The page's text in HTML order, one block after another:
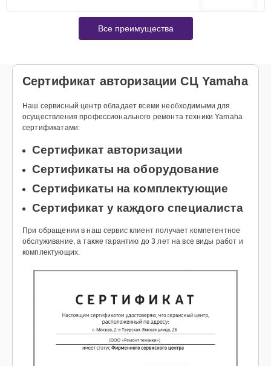
Все преимущества
Сертификат авторизации СЦ Yamaha
Наш сервисный центр обладает всеми необходимыми для
осуществления профессионального ремонта техники Yamaha
сертификатами:
Сертификат авторизации
Сертификаты на оборудование
Сертификаты на комплектующие
Сертификат у каждого специалиста
При обращении в наш сервис клиент получает компетентное
обслуживание, а также гарантию до 3 лет на все виды работ и
комплектующих.